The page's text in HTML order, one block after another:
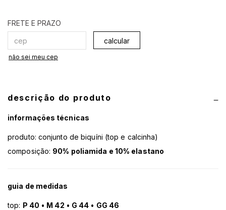
calcular
não sei meu cep
descrição do produto
informações técnicas
produto: conjunto de biquíni (top e calcinha)
composição: 90% poliamida e 10% elastano
guia de medidas
top: P 40 • M 42 • G 44 • GG 46